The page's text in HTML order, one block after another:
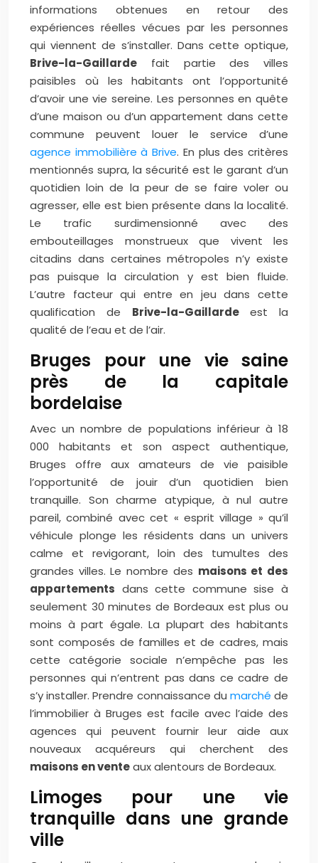
informations obtenues en retour des
expériences réelles vécues par les personnes
qui viennent de s’installer. Dans cette optique,
Brive-la-Gaillarde fait partie des villes
paisibles où les habitants ont l’opportunité
d’avoir une vie sereine. Les personnes en quête
d’une maison ou d’un appartement dans cette
commune peuvent louer le service d’une
agence immobilière à Brive. En plus des critères
mentionnés supra, la sécurité est le garant d’un
quotidien loin de la peur de se faire voler ou
agresser, elle est bien présente dans la localité.
Le trafic surdimensionné avec des
embouteillages monstrueux que vivent les
citadins dans certaines métropoles n’y existe
pas puisque la circulation y est bien fluide.
L’autre facteur qui entre en jeu dans cette
qualification de Brive-la-Gaillardeest la
qualité de l’eau et de l’air.
Bruges pour une vie saine
près de la capitale
bordelaise
Avec un nombre de populations inférieur à 18
000 habitants et son aspect authentique,
Bruges offre aux amateurs de vie paisible
l’opportunité de jouir d’un quotidien bien
tranquille. Son charme atypique, à nul autre
pareil, combiné avec cet « esprit village » qu’il
véhicule plonge les résidents dans un univers
calme et revigorant, loin des tumultes des
grandes villes. Le nombre des maisons et des
appartements dans cette commune sise à
seulement 30 minutes de Bordeaux est plus ou
moins à part égale. La plupart des habitants
sont composés de familles et de cadres, mais
cette catégorie sociale n’empêche pas les
personnes qui n’entrent pas dans ce cadre de
s’y installer. Prendre connaissance du marché de
l’immobilier à Bruges est facile avec l’aide des
agences qui peuvent fournir leur aide aux
nouveaux acquéreurs qui cherchent des
maisons en venteaux alentours de Bordeaux.
Limoges pour une vie
tranquille dans une grande
ville